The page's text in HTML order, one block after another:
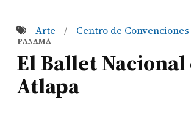
Arte / Centro de
PANAMÁ
El Ballet
Atlapa